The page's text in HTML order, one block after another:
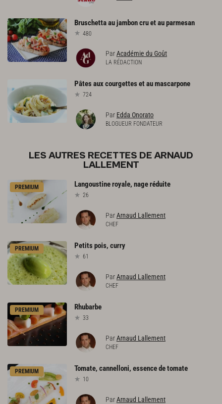
Bruschettaaujamboncruetauparmesan
480
ParAcadémie du Goût
LA RÉDACTION
Pâtesauxcourgettesetaumascarpone
724
Par Edda Onorato
BLOGUEUR FONDATEUR
LES AUTRES RECETTES DE ARNAUD
LALLEMENT
PREMIUM Langoustineroyale, nageréduite
26
ParArnaud Lallement
CHEF
PREMIUM Petitspois, curry
61
ParArnaud Lallement
CHEF
PREMIUM Rhubarbe
33
ParArnaud Lallement
CHEF
PREMIUM Tomate, cannelloni, essencedetomate
10
ParArnaud Lallement